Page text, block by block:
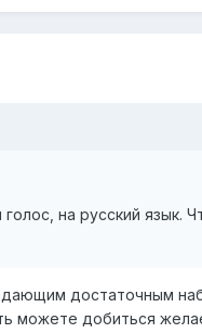
на русский язык.
достаточным
можете добиться